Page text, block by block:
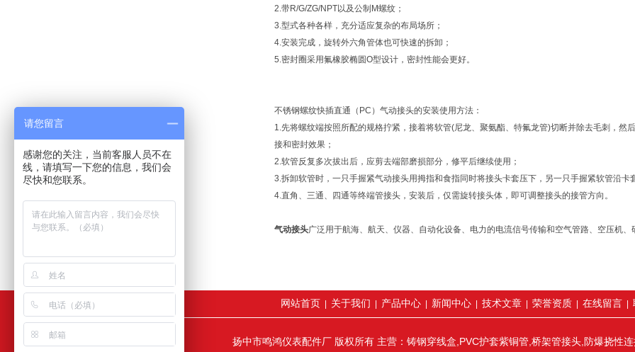
2.带R/G/ZG/NPT以及公制M螺纹；
3.型式各种各样，充分适应复杂的布局场所；
4.安装完成，旋转外六角管体也可快速的拆卸；
5.密封圈采用氟橡胶椭圆O型设计，密封性能会更好。
不锈钢螺纹快插直通（PC）气动接头的安装使用方法：
1.先将螺纹端按照所配的规格拧紧，接着将软管(尼龙、聚氨酯、特氟龙管)切断并除去毛刺，
接和密封效果；
2.软管反复多次拔出后，应剪去端部磨损部分，修平后继续使用；
3.拆卸软管时，一只手握紧气动接头用拇指和食指同时将接头卡套压下，另一只手握紧软管沿卡
4.直角、三通、四通等终端管接头，安装后，仅需旋转接头体，即可调整接头的接管方向。
气动接头广泛用于航海、航天、仪器、自动化设备、电力的电流信号传输和空气管路、空压机
网站首页 关于我们 产品中心| 新闻中心| 技术文章| 荣誉资质| 在线留言
扬中市鸣鸿仪表配件厂 版权所有 主营：铸钢穿线盒,PVC护套紫铜管,桥架管接头,防爆挠性连
请您留言
感谢您的关注，当前客服人员不在
线，请填写一下您的信息，我们会
尽快和您联系。